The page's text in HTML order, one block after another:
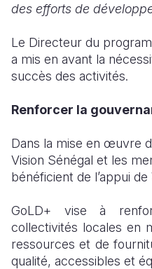
des efforts de
Le Directeur du
a mis en avant la
succès des activités.
Renforcer la
Dans la mise en œuvre
Vision Sénégal et les
bénéficient de l’appui
GoLD+ vise à
collectivités locales en
ressources et de
qualité, accessibles et